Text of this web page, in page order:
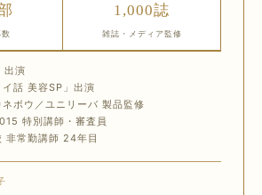
1,000誌
雑誌・メディア監修
出演
話 美容SP」出演
ボウ／ユニリーバ 製品監修
特別講師・審査員
非常勤講師 24年目